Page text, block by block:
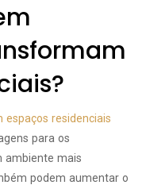
residenciais
para os
ambiente mais
podem aumentar o